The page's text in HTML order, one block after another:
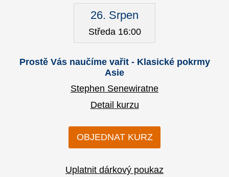
26. Srpen
Středa 16:00
Prostě Vás naučíme vařit - Klasické pokrmy
Asie
Stephen Senewiratne
Detail kurzu
OBJEDNAT KURZ
Uplatnit dárkový poukaz